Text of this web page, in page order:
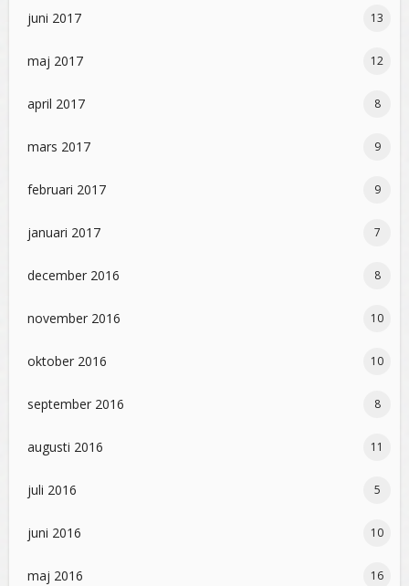
juni 2017 13
maj 2017 12
april 2017 8
mars 2017 9
februari 2017 9
januari 2017 7
december 2016 8
november 2016 10
oktober 2016 10
september 2016 8
augusti 2016 11
juli 2016 5
juni 2016 10
maj 2016 16